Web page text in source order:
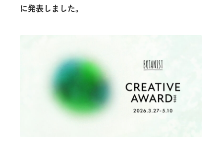
に発表しました。